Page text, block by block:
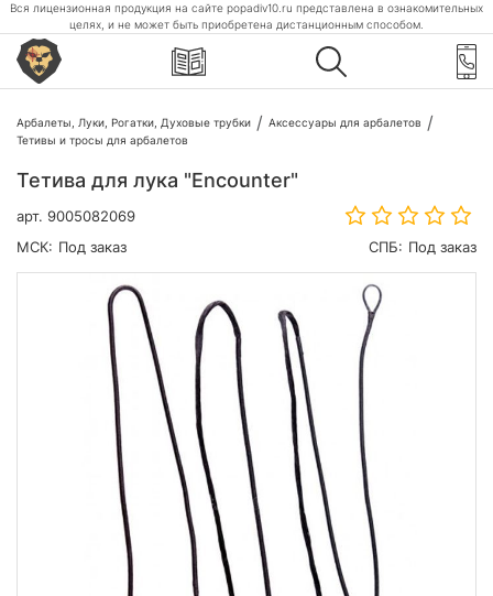
Вся лицензионная продукция на сайте popadiv10.ru представлена в ознакомительных
целях, и не может быть приобретена дистанционным способом.
Арбалеты, Луки, Рогатки, Духовые трубки
Аксессуары для арбалетов
Тетивы и тросы для арбалетов
Тетива для лука "Encounter"
арт. 9005082069
МСК: Под заказ СПБ: Под заказ